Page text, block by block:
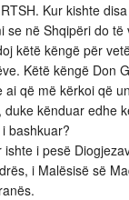
Kur kishte
se në Shqipëri do të
këtë këngë për
Këtë këngë Don
ai që më kërkoi që
duke kënduar edhe
bashkuar?
ishte i pesë
i Malësisë së